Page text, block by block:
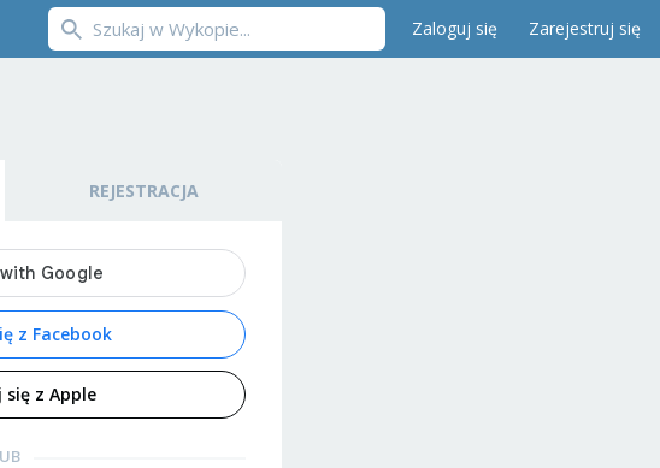
Zaloguj się Zarejestruj się
REJESTRACJA
z Facebook
się z Apple